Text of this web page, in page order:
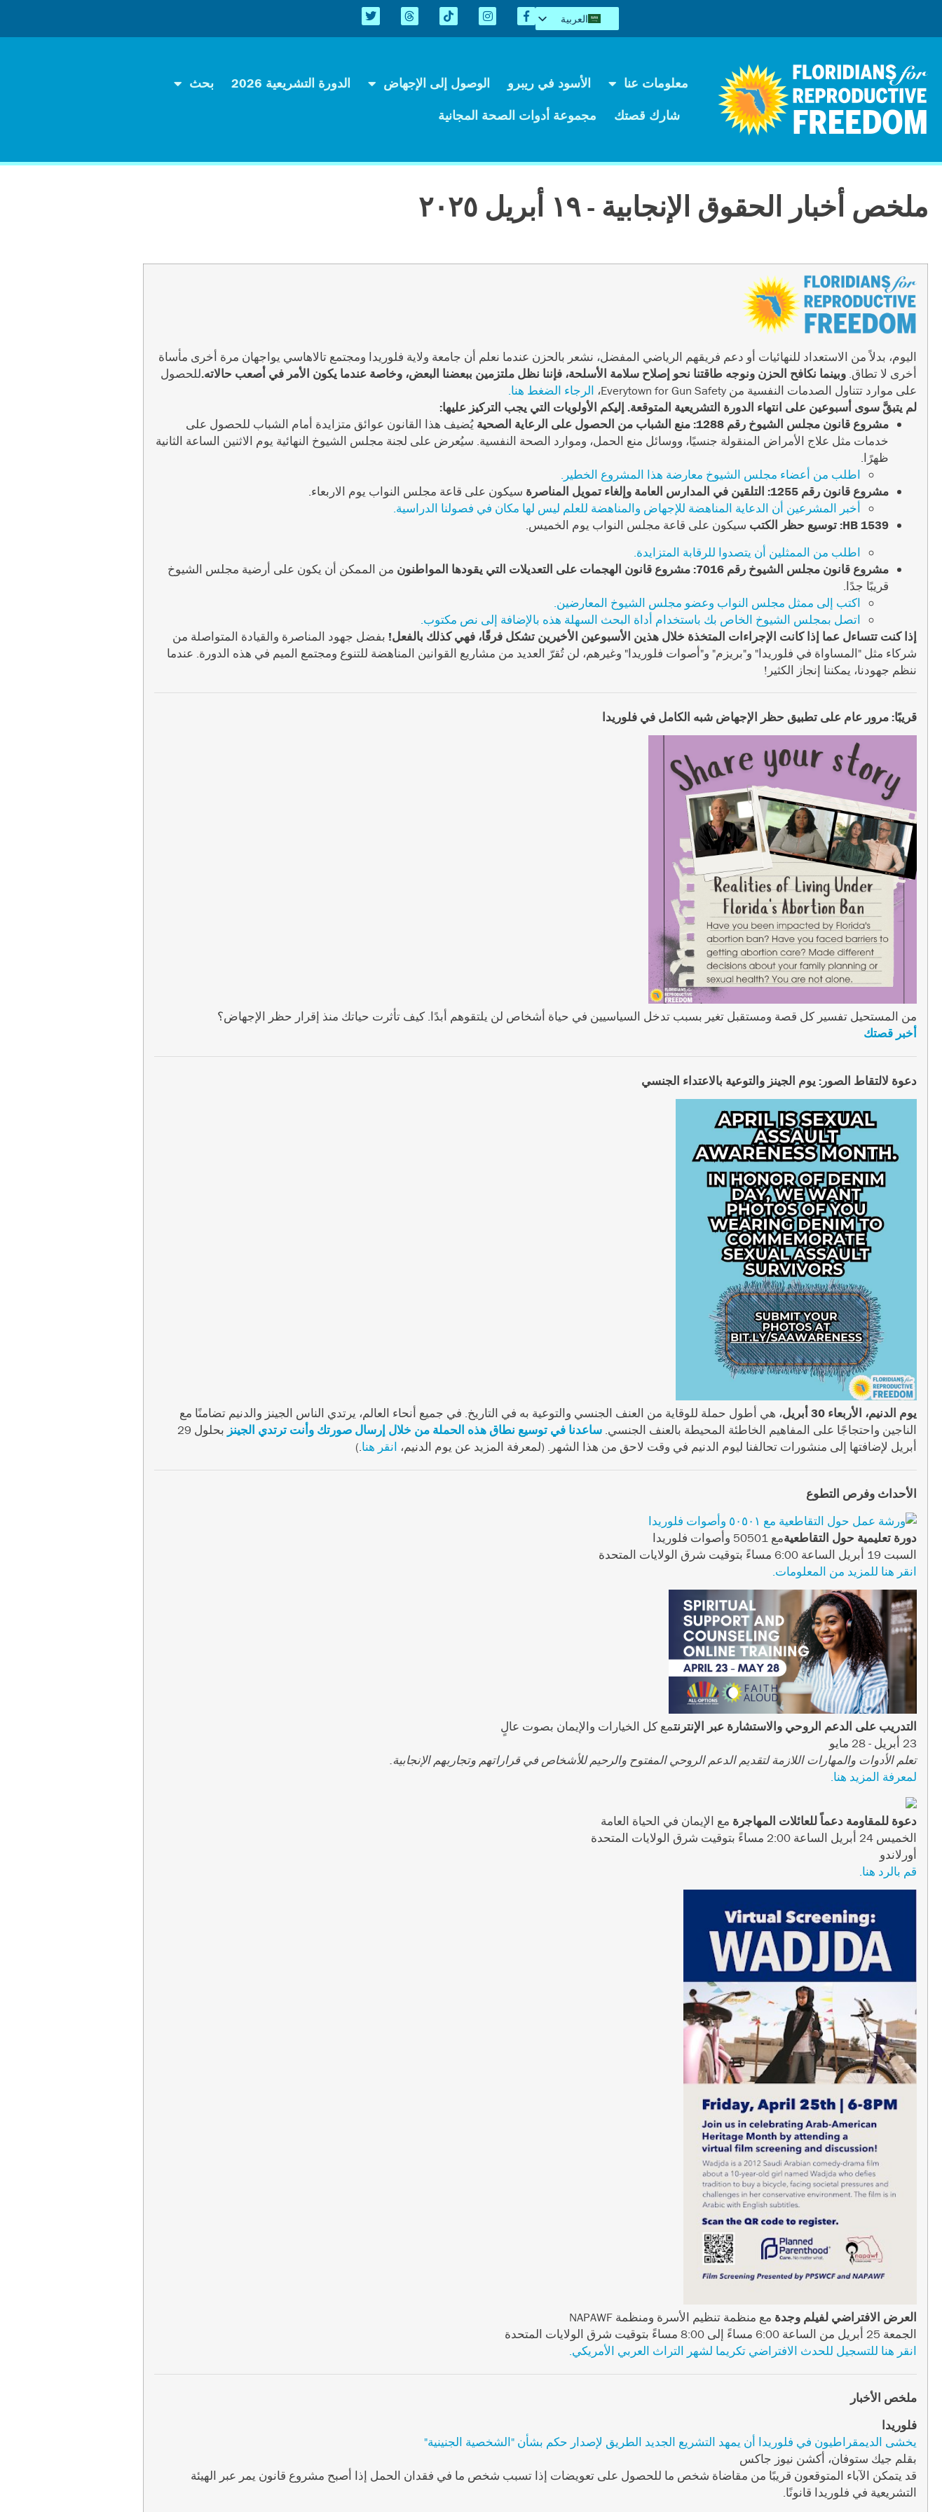
العربية
English
Kreyòl
简体中文
Tiếng Việt
معلومات عنا الأسود في ريبرو الوصول إلى الإجهاض الدورة التشريعية 2026
بحث
شارك قصتك
مجموعة أدوات الصحة المجانية
ملخص أخبار الحقوق الإنجابية - ١٩ أبريل ٢٠٢٥
اليوم، بدلاً من الاستعداد للنهائيات أو دعم فريقهم الرياضي المفضل، نشعر بالحزن عندما نعلم أن جامعة ولاية فلوريدا ومجتمع تالاهاسي يواجهان مرة أخرى مأساة
أخرى لا تطاق. وبينما نكافح الحزن ونوجه طاقتنا نحو إصلاح سلامة الأسلحة، فإننا نظل ملتزمين ببعضنا البعض، وخاصة عندما يكون الأمر في أصعب حالاته.للحصول
على موارد تتناول الصدمات النفسية من Everytown for Gun Safety،
الرجاء الضغط هنا.
لم يتبقَّ سوى أسبوعين على انتهاء الدورة التشريعية المتوقعة. إليكم الأولويات التي يجب التركيز عليها:
مشروع قانون مجلس الشيوخ رقم 1288: منع الشباب من الحصول على الرعاية الصحية
يُضيف هذا القانون عوائق متزايدة أمام الشباب للحصول على
خدمات مثل علاج الأمراض المنقولة جنسيًا، ووسائل منع الحمل، وموارد الصحة النفسية. سيُعرض على لجنة مجلس الشيوخ النهائية يوم الاثنين الساعة الثانية
ظهرًا.
اطلب من أعضاء مجلس الشيوخ معارضة هذا المشروع الخطير.
مشروع قانون رقم 1255: التلقين في المدارس العامة وإلغاء تمويل المناصرة
سيكون على قاعة مجلس النواب يوم الاربعاء.
أخبر المشرعين أن الدعاية المناهضة للإجهاض والمناهضة للعلم ليس لها مكان في فصولنا الدراسية.
HB 1539: توسيع حظر الكتب
سيكون على قاعة مجلس النواب يوم الخميس.
اطلب من الممثلين أن يتصدوا للرقابة المتزايدة.
مشروع قانون مجلس الشيوخ رقم 7016: مشروع قانون الهجمات على التعديلات التي يقودها المواطنون
من الممكن أن يكون على أرضية مجلس الشيوخ
قريبًا جدًا.
اكتب إلى ممثل مجلس النواب وعضو مجلس الشيوخ المعارضين.
اتصل بمجلس الشيوخ الخاص بك باستخدام أداة البحث السهلة هذه بالإضافة إلى نص مكتوب.
إذا كنت تتساءل عما إذا كانت الإجراءات المتخذة خلال هذين الأسبوعين الأخيرين تشكل فرقًا، فهي كذلك بالفعل! بفضل جهود المناصرة والقيادة المتواصلة من
شركاء مثل "المساواة في فلوريدا" و"بريزم" و"أصوات فلوريدا" وغيرهم، لن تُقرّ العديد من مشاريع القوانين المناهضة للتنوع ومجتمع الميم في هذه الدورة. عندما
ننظم جهودنا، يمكننا إنجاز الكثير!
قريبًا: مرور عام على تطبيق حظر الإجهاض شبه الكامل في فلوريدا
من المستحيل تفسير كل قصة ومستقبل تغير بسبب تدخل السياسيين في حياة أشخاص لن يلتقوهم أبدًا. كيف تأثرت حياتك منذ إقرار حظر الإجهاض؟
أخبر قصتك
دعوة لالتقاط الصور: يوم الجينز والتوعية بالاعتداء الجنسي
يوم الدنيم، الأربعاء 30 أبريل
، هي أطول حملة للوقاية من العنف الجنسي والتوعية به في التاريخ. في جميع أنحاء العالم، يرتدي الناس الجينز والدنيم تضامنًا مع
الناجين واحتجاجًا على المفاهيم الخاطئة المحيطة بالعنف الجنسي. ساعدنا في توسيع نطاق هذه الحملة من خلال إرسال صورتك وأنت ترتدي الجينز
بحلول 29
أبريل لإضافتها إلى منشورات تحالفنا ليوم الدنيم في وقت لاحق من هذا الشهر. (لمعرفة المزيد عن يوم الدنيم، انقر هنا.)
الأحداث وفرص التطوع
دورة تعليمية حول التقاطعيةمع 50501 وأصوات فلوريدا
السبت 19 أبريل الساعة 6:00 مساءً بتوقيت شرق الولايات المتحدة
انقر هنا للمزيد من المعلومات.
التدريب على الدعم الروحي والاستشارة عبر الإنترنتمع كل الخيارات والإيمان بصوت عالٍ
23 أبريل - 28 مايو
تعلم الأدوات والمهارات اللازمة لتقديم الدعم الروحي المفتوح والرحيم للأشخاص في قراراتهم وتجاربهم الإنجابية.
لمعرفة المزيد هنا.
دعوة للمقاومة دعماً للعائلات المهاجرة مع الإيمان في الحياة العامة
الخميس 24 أبريل الساعة 2:00 مساءً بتوقيت شرق الولايات المتحدة
أورلاندو
قم بالرد هنا.
العرض الافتراضي لفيلم وجدة مع منظمة تنظيم الأسرة ومنظمة NAPAWF
الجمعة 25 أبريل من الساعة 6:00 مساءً إلى 8:00 مساءً بتوقيت شرق الولايات المتحدة
انقر هنا للتسجيل للحدث الافتراضي تكريما لشهر التراث العربي الأمريكي.
ملخص الأخبار
فلوريدا
يخشى الديمقراطيون في فلوريدا أن يمهد التشريع الجديد الطريق لإصدار حكم بشأن "الشخصية الجنينية"
بقلم جيك ستوفان، أكشن نيوز جاكس
قد يتمكن الآباء المتوقعون قريبًا من مقاضاة شخص ما للحصول على تعويضات إذا تسبب شخص ما في فقدان الحمل إذا أصبح مشروع قانون يمر عبر الهيئة
التشريعية في فلوريدا قانونًا.